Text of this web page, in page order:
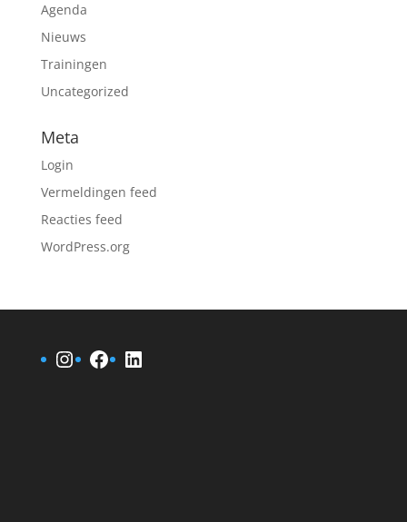
Agenda
Nieuws
Trainingen
Uncategorized
Meta
Login
Vermeldingen feed
Reacties feed
WordPress.org
Instagram
Facebook
LinkedIn